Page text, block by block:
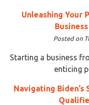
Unleashing Your
Posted on
Starting a business
enticing
Navigating Biden’s